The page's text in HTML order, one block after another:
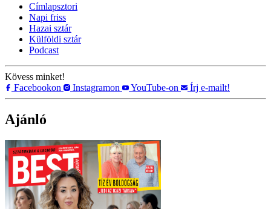
Címlapsztori
Napi friss
Hazai sztár
Külföldi sztár
Podcast
Kövess minket!
Facebookon
Instagramon YouTube-on Írj e-mailt!
Ajánló